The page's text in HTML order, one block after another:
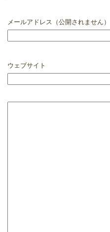
メールアドレス（公開されません）
ウェブサイト